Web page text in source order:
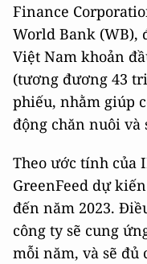
Finance
World Bank (WB),
Việt Nam khoản
(tương đương 43
phiếu, nhằm giúp
động chăn nuôi
Theo ước tính của
GreenFeed dự
đến năm 2023.
công ty sẽ cung
mỗi năm, và sẽ đủ